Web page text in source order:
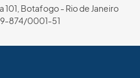
101, Botafogo - Rio de Janeiro
874/0001-51